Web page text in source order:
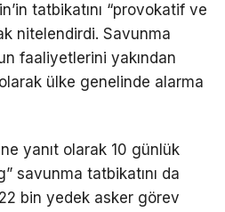
tatbikatını “provokatif ve
nitelendirdi. Savunma
faaliyetlerini yakından
ülke genelinde alarma
yanıt olarak 10 günlük
savunma tatbikatını da
bin yedek asker görev